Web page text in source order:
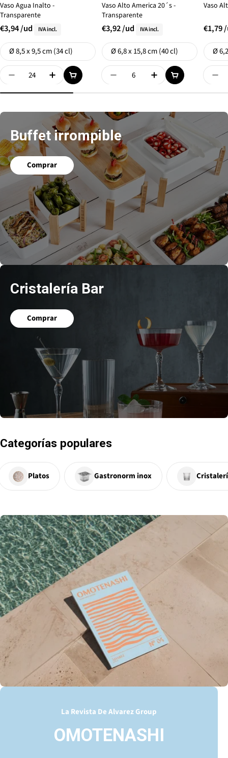
Vaso Agua Inalto -
Transparente
€3,94/ud IVA incl.
Formato
Ø 8,5 x 9,5 cm (34 cl)
Disminuir Cantidad De {{ Product }}
Aumentar Cantidad De {{ Product }}
Vaso Alto America 20´s -
Transparente
€3,92/ud IVA incl.
Formato
Ø 6,8 x 15,8 cm (40 cl)
Disminuir Cantidad De {{
Aumentar
Vaso
€1,79
Ø
Buffet irrompible
Comprar
Cristalería Bar
Comprar
Categorías populares
Platos Gastronorm inox
La Revista De Alvarez Group
OMOTENASHI